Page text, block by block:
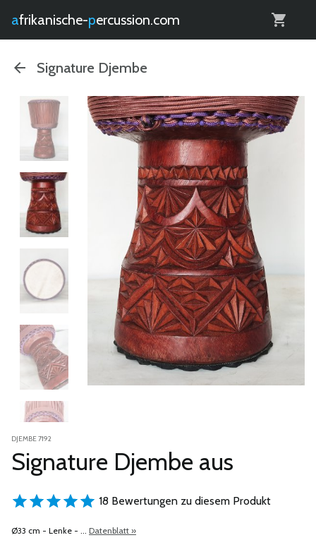
afrikanische- percussion.com
Signature Djembe
DJEMBE 7192
Signature Djembe aus
18 Bewertungen zu diesem Produkt
Ø33 cm - Lenke - ... Datenblatt »